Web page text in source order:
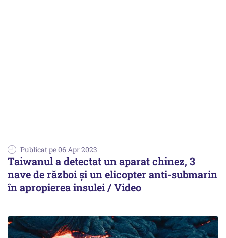
Publicat pe 06 Apr 2023
Taiwanul a detectat un aparat chinez, 3
nave de război și un elicopter anti-submarin
în apropierea insulei / Video